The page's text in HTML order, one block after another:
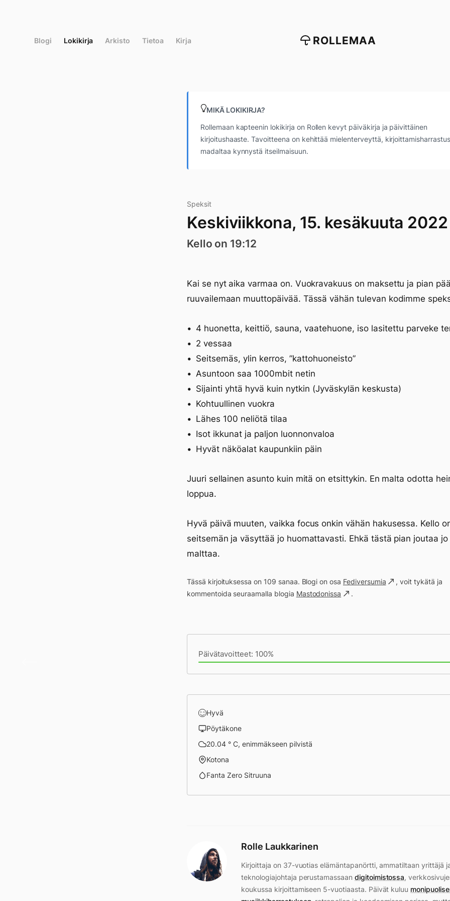
Blogi Lokikirja Arkisto Tietoa Kirja ROLLEMAA
MIKÄ LOKIKIRJA?
Rollemaan kapteenin lokikirja on Rollen kevyt päiväkirja ja päivittäinen
kirjoitushaaste. Tavoitteena on kehittää mielenterveyttä,
madaltaa kynnystä itseilmaisuun.
Speksit
Keskiviikkona, 15. kesäkuuta 2022
Kello on 19:12
Kai se nyt aika varmaa on. Vuokravakuus on maksettu ja pian
ruuvailemaan muuttopäivää. Tässä vähän tulevan kodimme
4 huonetta, keittiö, sauna, vaatehuone, iso lasitettu parveke
2 vessaa
Seitsemäs, ylin kerros, ”kattohuoneisto”
Asuntoon saa 1000mbit netin
Sijainti yhtä hyvä kuin nytkin (Jyväskylän keskusta)
Kohtuullinen vuokra
Lähes 100 neliötä tilaa
Isot ikkunat ja paljon luonnonvaloa
Hyvät näköalat kaupunkiin päin
Juuri sellainen asunto kuin mitä on etsittykin. En malta odotta
loppua.
Hyvä päivä muuten, vaikka focus onkin vähän hakusessa. Kello
seitsemän ja väsyttää jo huomattavasti. Ehkä tästä pian joutaa jo
malttaa.
Tässä kirjoituksessa on 109 sanaa. Blogi on osa Fediversumia
, voit tykätä ja
kommentoida seuraamalla blogia Mastodonissa .
Päivätavoitteet: 100%
Hyvä
Pöytäkone
20.04 ° C, enimmäkseen pilvistä
Kotona
Fanta Zero Sitruuna
Rolle Laukkarinen
Kirjoittaja on 37-vuotias elämäntapanörtti, ammatiltaan yrittäjä
teknologiajohtaja perustamassaan digitoimistossa,
koukussa kirjoittamiseen 5-vuotiaasta. Päivät kuluu
Sekaisin